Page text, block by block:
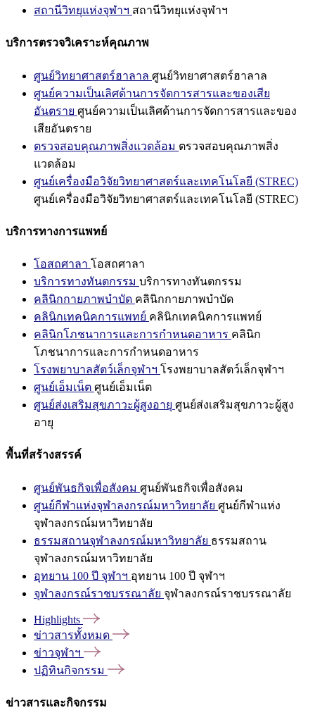
สถานีวิทยุแห่งจุฬาฯ สถานีวิทยุแห่งจุฬาฯ
บริการตรวจวิเคราะห์คุณภาพ
ศูนย์วิทยาศาสตร์ฮาลาล ศูนย์วิทยาศาสตร์ฮาลาล
ศูนย์ความเป็นเลิศด้านการจัดการสารและของเสีย
อันตราย ศูนย์ความเป็นเลิศด้านการจัดการสารและของ
เสียอันตราย
ตรวจสอบคุณภาพสิ่งแวดล้อม ตรวจสอบคุณภาพสิ่ง
แวดล้อม
ศูนย์เครื่องมือวิจัยวิทยาศาสตร์และเทคโนโลยี (STREC)
ศูนย์เครื่องมือวิจัยวิทยาศาสตร์และเทคโนโลยี (STREC)
บริการทางการแพทย์
โอสถศาลา โอสถศาลา
บริการทางทันตกรรม บริการทางทันตกรรม
คลินิกกายภาพบำบัด คลินิกกายภาพบำบัด
คลินิกเทคนิคการแพทย์ คลินิกเทคนิคการแพทย์
คลินิกโภชนาการและการกำหนดอาหาร คลินิก
โภชนาการและการกำหนดอาหาร
โรงพยาบาลสัตว์เล็กจุฬาฯ โรงพยาบาลสัตว์เล็กจุฬาฯ
ศูนย์เอ็มเน็ต ศูนย์เอ็มเน็ต
ศูนย์ส่งเสริมสุขภาวะผู้สูงอายุ ศูนย์ส่งเสริมสุขภาวะผู้สูง
อายุ
พื้นที่สร้างสรรค์
ศูนย์พันธกิจเพื่อสังคม ศูนย์พันธกิจเพื่อสังคม
ศูนย์กีฬาแห่งจุฬาลงกรณ์มหาวิทยาลัย ศูนย์กีฬาแห่ง
จุฬาลงกรณ์มหาวิทยาลัย
ธรรมสถานจุฬาลงกรณ์มหาวิทยาลัย ธรรมสถาน
จุฬาลงกรณ์มหาวิทยาลัย
อุทยาน 100 ปี จุฬาฯ อุทยาน 100 ปี จุฬาฯ
จุฬาลงกรณ์ราชบรรณาลัย จุฬาลงกรณ์ราชบรรณาลัย
Highlights
ข่าวสารทั้งหมด
ข่าวจุฬาฯ
ปฏิทินกิจกรรม
ข่าวสารและกิจกรรม